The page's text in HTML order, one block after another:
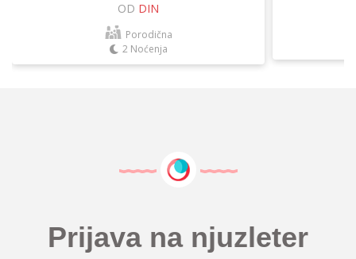
OD DIN
Porodična
2 Noćenja
Prijava na njuzleter